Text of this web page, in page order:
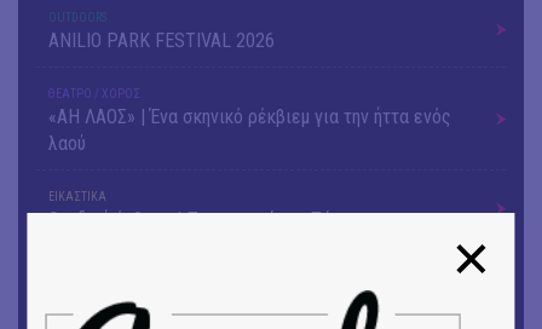
OUTDΟORS
ANILIO PARK FESTIVAL 2026
ΘΕΑΤΡΟ / ΧΟΡΟΣ
«ΑΗ ΛΑΟΣ» | Ένα σκηνικό ρέκβιεμ για την ήττα ενός
λαού
ΕΙΚΑΣΤΙΚΑ
Ομαδική έκθεση | Προσωρινά για Πάντα
Αργύρης Ραλλιάς | Λιτανεία